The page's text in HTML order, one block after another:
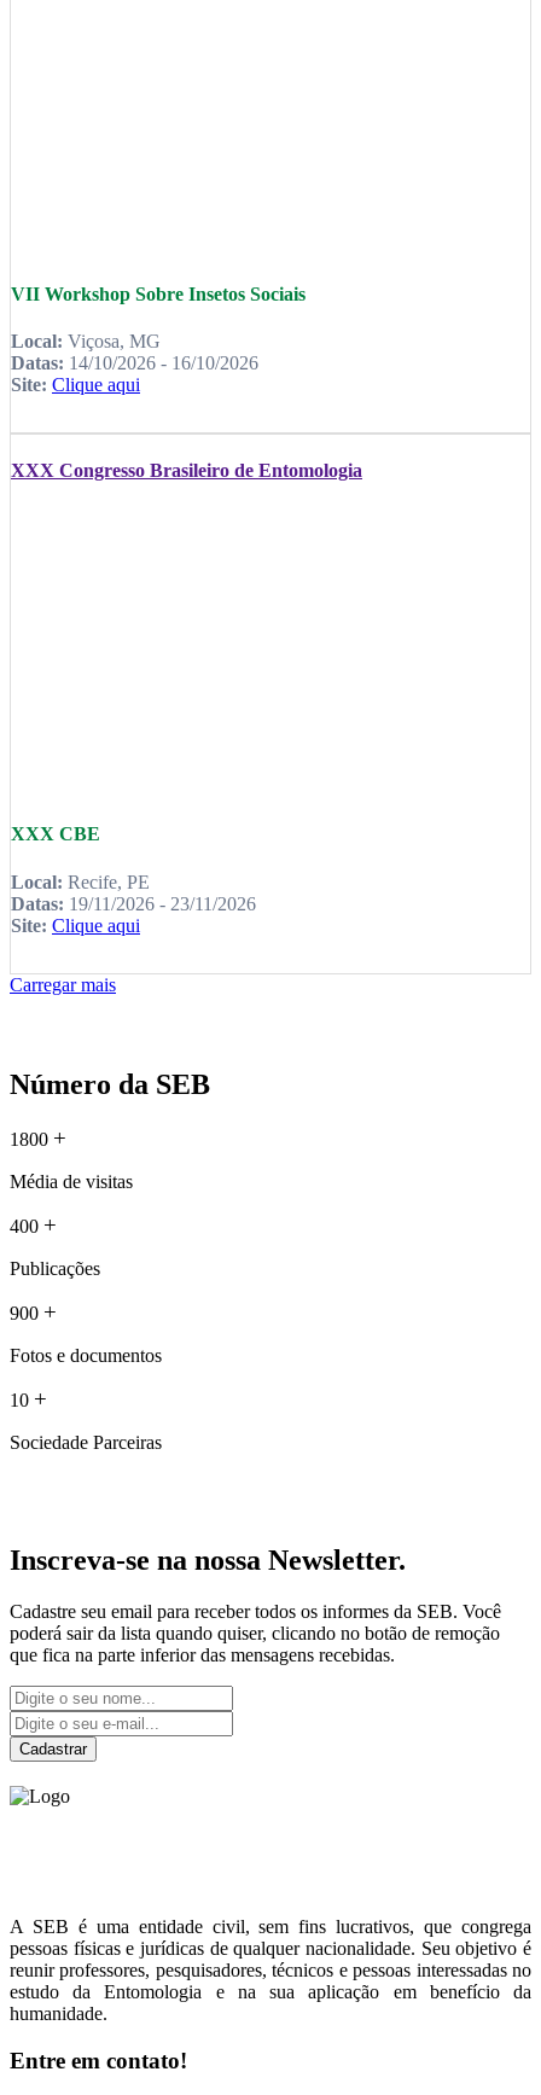
VII Workshop Sobre Insetos Sociais
Local: Viçosa, MG
Datas: 14/10/2026 - 16/10/2026
Site: Clique aqui
XXX Congresso Brasileiro de Entomologia
XXX CBE
Local: Recife, PE
Datas: 19/11/2026 - 23/11/2026
Site: Clique aqui
Carregar mais
Número da SEB
1800 +
Média de visitas
400 +
Publicações
900 +
Fotos e documentos
10 +
Sociedade Parceiras
Inscreva-se na nossa Newsletter.
Cadastre seu email para receber todos os informes da SEB. Você
poderá sair da lista quando quiser, clicando no botão de remoção
que fica na parte inferior das mensagens recebidas.
Cadastrar
A SEB é uma entidade civil, sem fins lucrativos, que congrega
pessoas físicas e jurídicas de qualquer nacionalidade. Seu objetivo é
reunir professores, pesquisadores, técnicos e pessoas interessadas no
estudo da Entomologia e na sua aplicação em benefício da
humanidade.
Entre em contato!